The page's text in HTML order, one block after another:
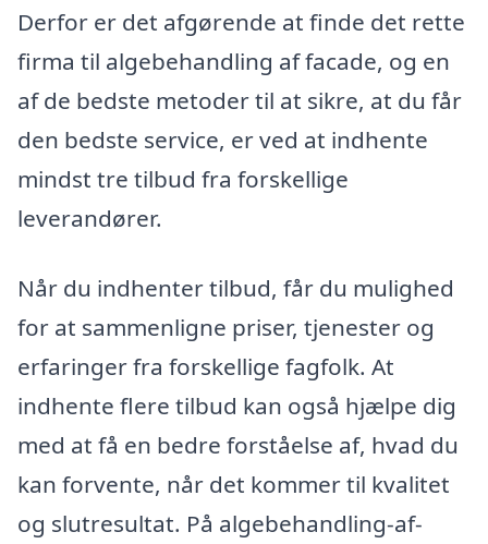
Derfor er det afgørende at finde det rette
firma til algebehandling af facade, og en
af de bedste metoder til at sikre, at du får
den bedste service, er ved at indhente
mindst tre tilbud fra forskellige
leverandører.
Når du indhenter tilbud, får du mulighed
for at sammenligne priser, tjenester og
erfaringer fra forskellige fagfolk. At
indhente flere tilbud kan også hjælpe dig
med at få en bedre forståelse af, hvad du
kan forvente, når det kommer til kvalitet
og slutresultat. På algebehandling-af-